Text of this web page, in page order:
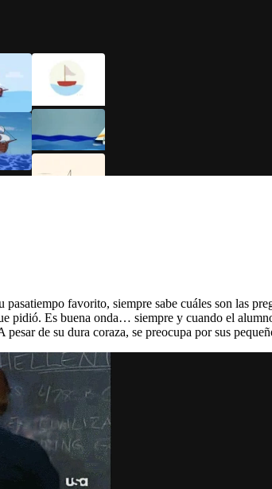
pasatiempo favorito, siempre sabe cuáles son las
pidió. Es buena onda… siempre y cuando el
pesar de su dura coraza, se preocupa por sus